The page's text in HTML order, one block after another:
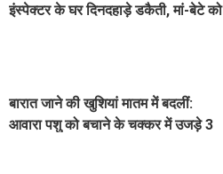
इंस्पेक्टर के घर दिनदहाड़े डकैती, मां-बेटे को
बारात जाने की खुशियां मातम में बदलीं:
आवारा पशु को बचाने के चक्कर में उजड़े 3